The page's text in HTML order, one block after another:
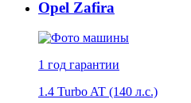
Opel Zafira
1 год гарантии
1.4 Turbo AT (140 л.с.)